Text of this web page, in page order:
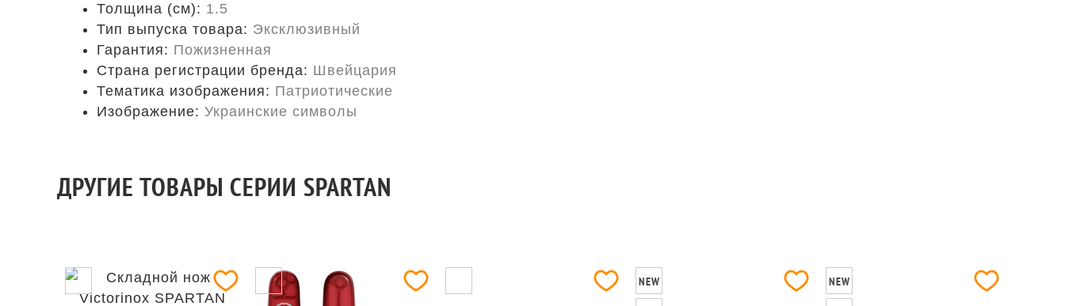
Толщина (см): 1.5
Тип выпуска товара: Эксклюзивный
Гарантия: Пожизненная
Страна регистрации бренда: Швейцария
Тематика изображения: Патриотические
Изображение: Украинские символы
ДРУГИЕ ТОВАРЫ СЕРИИ SPARTAN
NEW NEW